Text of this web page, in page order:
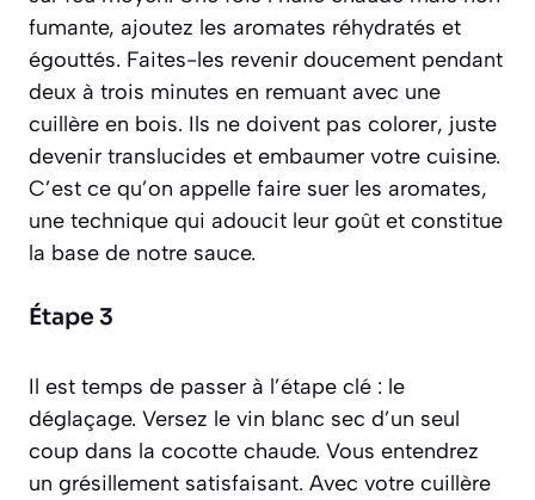
fumante, ajoutez les aromates réhydratés et
égouttés. Faites-les revenir doucement pendant
deux à trois minutes en remuant avec une
cuillère en bois. Ils ne doivent pas colorer, juste
devenir translucides et embaumer votre cuisine.
C’est ce qu’on appelle faire suer les aromates,
une technique qui adoucit leur goût et constitue
la base de notre sauce.
Étape 3
Il est temps de passer à l’étape clé : le
déglaçage. Versez le vin blanc sec d’un seul
coup dans la cocotte chaude. Vous entendrez
un grésillement satisfaisant. Avec votre cuillère